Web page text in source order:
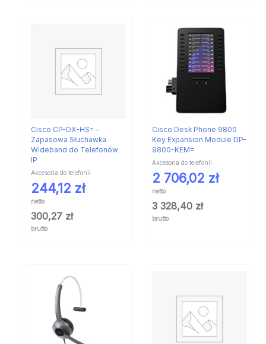
Cisco CP-DX-HS= –
Zapasowa Słuchawka
Wideband do Telefonów
IP
Akcesoria do telefonii
244,12 zł
netto
300,27 zł
brutto
Cisco Desk Phone 9800
Key Expansion Module DP-
9800-KEM=
Akcesoria do telefonii
2 706,02 zł
netto
3 328,40 zł
brutto